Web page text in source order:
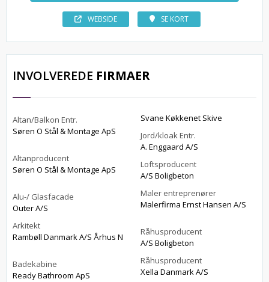
WEBSIDE SE KORT
INVOLVEREDE FIRMAER
Altan/Balkon Entr.
Søren O Stål & Montage ApS
Altanproducent
Søren O Stål & Montage ApS
Alu-/ Glasfacade
Outer A/S
Arkitekt
Rambøll Danmark A/S Århus N
Badekabine
Ready Bathroom ApS
Svane Køkkenet Skive
Jord/kloak Entr.
A. Enggaard A/S
Loftsproducent
A/S Boligbeton
Maler entreprenører
Malerfirma Ernst Hansen A/S
Råhusproducent
A/S Boligbeton
Råhusproducent
Xella Danmark A/S